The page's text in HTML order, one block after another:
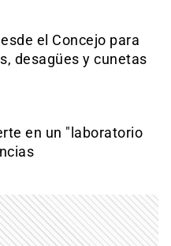
el Concejo para
desagües y cunetas
en un "laboratorio